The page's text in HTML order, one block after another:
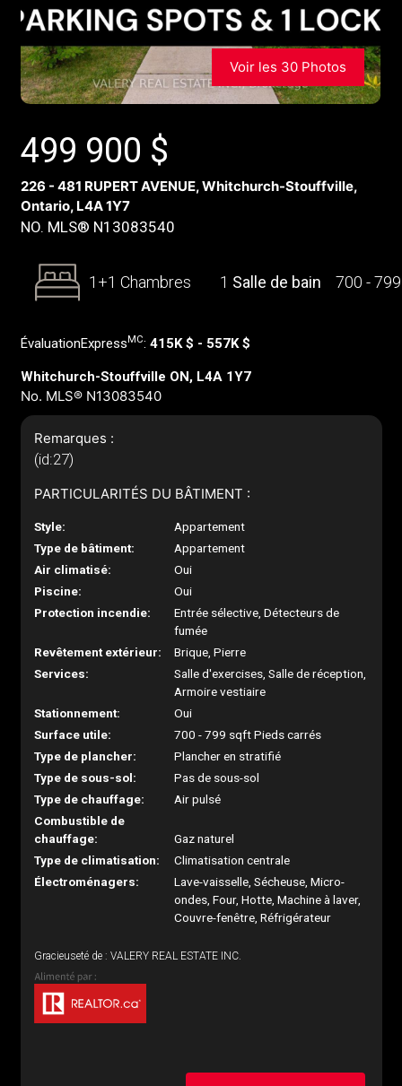
Voir les 30 Photos
499 900 $
226 - 481 RUPERT AVENUE, Whitchurch-Stouffville,
Ontario, L4A 1Y7
NO. MLS® N13083540
1+1 Chambres 1 Salle de bain 700 -
ÉvaluationExpress MC: 415K $ - 557K $
Whitchurch-Stouffville ON, L4A 1Y7
No. MLS® N13083540
Remarques :
(id:27)
PARTICULARITÉS DU BÂTIMENT :
Style:
Appartement
Type de bâtiment:
Appartement
Air climatisé:
Oui
Piscine:
Oui
Protection incendie:
Entrée sélective, Détecteurs de
fumée
Revêtement extérieur:
Brique, Pierre
Services:
Salle d'exercises, Salle de réception,
Armoire vestiaire
Stationnement:
Oui
Surface utile:
700 - 799 sqft Pieds carrés
Type de plancher:
Plancher en stratifié
Type de sous-sol:
Pas de sous-sol
Type de chauffage:
Air pulsé
Combustible de
chauffage:
Gaz naturel
Type de climatisation:
Climatisation centrale
Électroménagers:
Lave-vaisselle, Sécheuse, Micro-
ondes, Four, Hotte, Machine à laver,
Couvre-fenêtre, Réfrigérateur
Gracieuseté de : VALERY REAL ESTATE INC.